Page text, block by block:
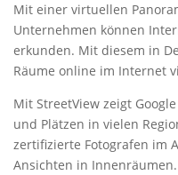
Mit einer virtuellen
Unternehmen können
erkunden. Mit diesem in
Räume online im Internet
Mit StreetView zeigt
und Plätzen in vielen
zertifizierte Fotografen im
Ansichten in Innenräumen.